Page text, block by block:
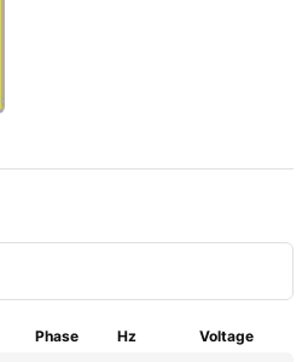
Phase Hz
Voltage